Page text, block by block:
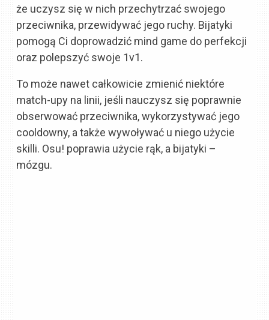
że uczysz się w nich przechytrzać swojego
przeciwnika, przewidywać jego ruchy. Bijatyki
pomogą Ci doprowadzić mind game do perfekcji
oraz polepszyć swoje 1v1.
To może nawet całkowicie zmienić niektóre
match-upy na linii, jeśli nauczysz się poprawnie
obserwować przeciwnika, wykorzystywać jego
cooldowny, a także wywoływać u niego użycie
skilli. Osu! poprawia użycie rąk, a bijatyki –
mózgu.